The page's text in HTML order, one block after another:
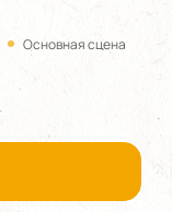
Основная сцена